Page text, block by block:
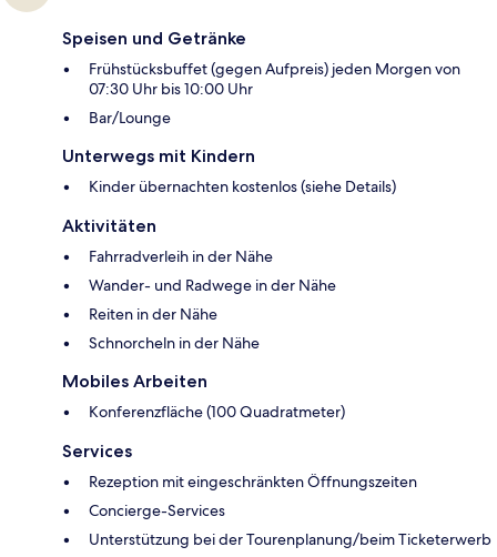
Speisen und Getränke
Frühstücksbuffet (gegen Aufpreis) jeden Morgen von
07:30 Uhr bis 10:00 Uhr
Bar/Lounge
Unterwegs mit Kindern
Kinder übernachten kostenlos (siehe Details)
Aktivitäten
Fahrradverleih in der Nähe
Wander- und Radwege in der Nähe
Reiten in der Nähe
Schnorcheln in der Nähe
Mobiles Arbeiten
Konferenzfläche (100 Quadratmeter)
Services
Rezeption mit eingeschränkten Öffnungszeiten
Concierge-Services
Unterstützung bei der Tourenplanung/beim Ticketerwerb